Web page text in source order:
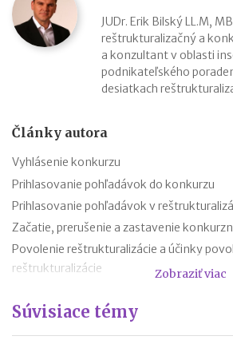
JUDr. Erik Bilský LL.M,
reštrukturalizačný a
a konzultant v oblasti
podnikateľského
desiatkach
Články autora
Vyhlásenie konkurzu
Prihlasovanie pohľadávok do konkurzu
Prihlasovanie pohľadávok v
Začatie, prerušenie a zastavenie
Povolenie reštrukturalizácie a účinky
reštrukturalizácie
Dočasná ochrana podnikateľov od
Reštrukturalizácia – právny inštitút
Zobraziť viac
Súvisiace témy